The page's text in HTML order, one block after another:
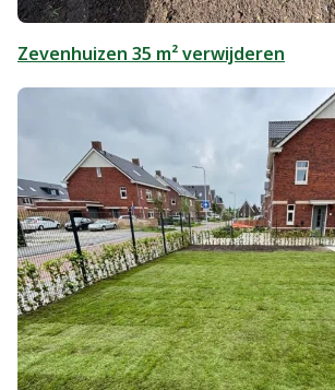
Zevenhuizen 35 m² verwijderen